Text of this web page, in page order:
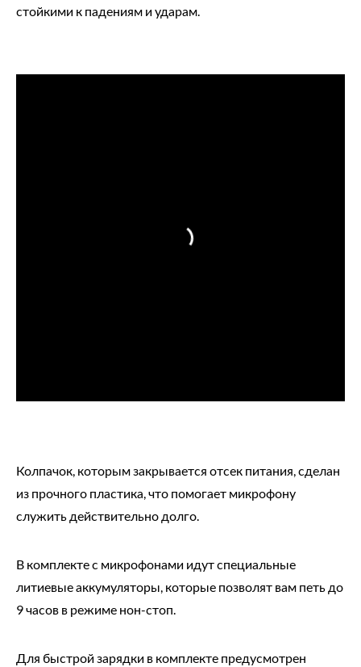
стойкими к падениям и ударам.
Колпачок, которым закрывается отсек питания, сделан
из прочного пластика, что помогает микрофону
служить действительно долго.
В комплекте с микрофонами идут специальные
литиевые аккумуляторы, которые позволят вам петь до
9 часов в режиме нон-стоп.
Для быстрой зарядки в комплекте предусмотрен